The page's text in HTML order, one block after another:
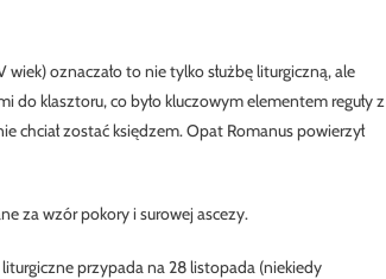
oznaczało to nie tylko służbę liturgiczną, ale
klasztoru, co było kluczowym elementem reguły z
chciał zostać księdzem. Opat Romanus powierzył
za wzór pokory i surowej ascezy.
przypada na 28 listopada (niekiedy